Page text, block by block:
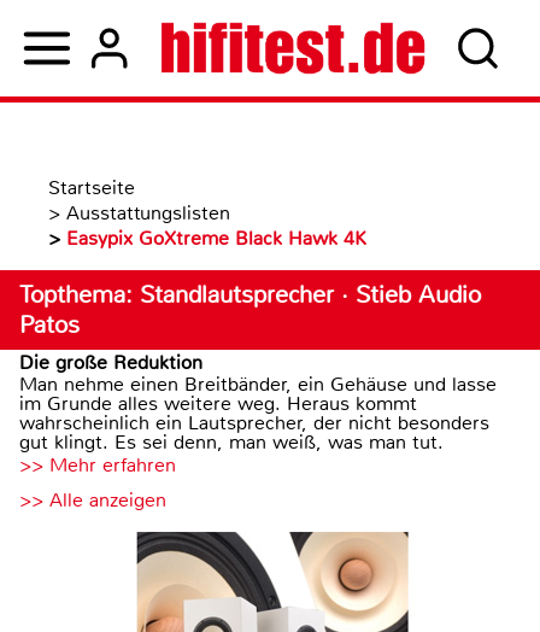
Startseite
> Ausstattungslisten
> Easypix GoXtreme Black Hawk 4K
Topthema: Standlautsprecher · Stieb Audio
Patos
Die große Reduktion
Man nehme einen Breitbänder, ein Gehäuse und lasse
im Grunde alles weitere weg. Heraus kommt
wahrscheinlich ein Lautsprecher, der nicht besonders
gut klingt. Es sei denn, man weiß, was man tut.
>> Mehr erfahren
>> Alle anzeigen